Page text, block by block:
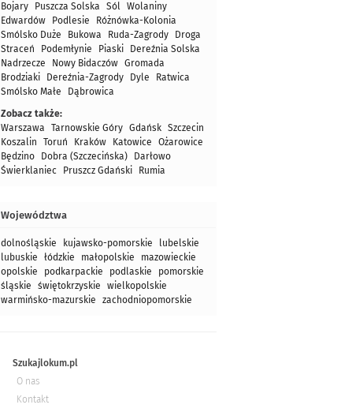
Bojary
Puszcza Solska Sól Wolaniny
Edwardów
Podlesie
Różnówka-Kolonia
Smólsko Duże
Bukowa Ruda-Zagrody
Droga
Straceń
Podemłynie Piaski
Dereźnia Solska
Nadrzecze
Nowy Bidaczów Gromada
Brodziaki
Dereźnia-Zagrody Dyle
Ratwica
Smólsko Małe
Dąbrowica
Zobacz także:
Warszawa
Tarnowskie Góry Gdańsk Szczecin
Koszalin
Toruń Kraków Katowice
Ożarowice
Będzino
Dobra (Szczecińska)
Darłowo
Świerklaniec
Pruszcz Gdański Rumia
Województwa
dolnośląskie kujawsko-pomorskie
lubelskie
lubuskie
łódzkie małopolskie
mazowieckie
opolskie
podkarpackie podlaskie
pomorskie
śląskie
świętokrzyskie
wielkopolskie
warmińsko-mazurskie
zachodniopomorskie
Szukajlokum.pl
O nas
Kontakt